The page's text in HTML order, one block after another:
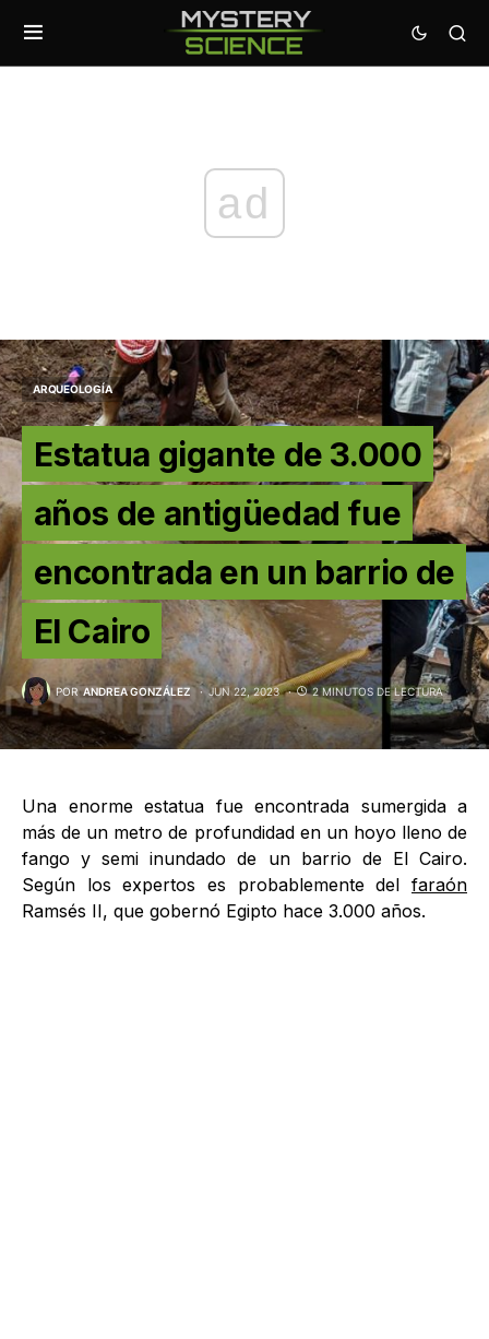
ad
ARQUEOLOGÍA
Estatua gigante de 3.000
años de antigüedad fue
encontrada en un barrio de
El Cairo
POR ANDREA GONZÁLEZ JUN 22, 2023 2 MINUTOS DE LECTURA
Una enorme estatua fue encontrada sumergida a
más de un metro de profundidad en un hoyo lleno de
fango y semi inundado de un barrio de El Cairo.
Según los expertos es probablemente del faraón
Ramsés II, que gobernó Egipto hace 3.000 años.